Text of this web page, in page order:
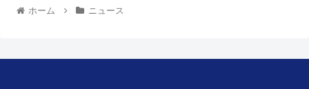
ホーム ニュース